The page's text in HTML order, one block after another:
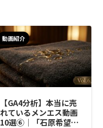
動画紹介
【GA4分析】本当に売
れているメンエス動画
10選⑥｜「石原希望」